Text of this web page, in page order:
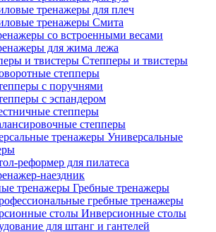
тренажеры для плеч
тренажеры Смита
со встроенными весами
для жима лежа
Степперы и твистеры
степперы
с поручнями
с эспандером
степперы
степперы
Универсальные
реформер для пилатеса
наездник
Гребные тренажеры
гребные тренажеры
Инверсионные столы